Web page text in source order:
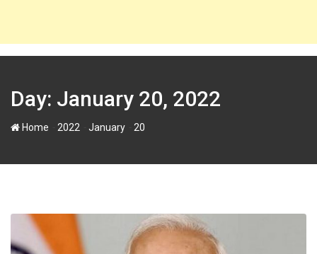
Day: January 20, 2022
Home 2022 January 20